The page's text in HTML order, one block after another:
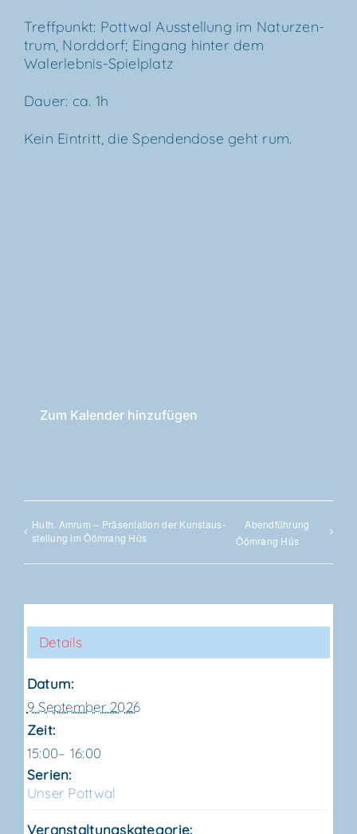
Treff­punkt: Pott­wal Aus­stel­lung im Natur­zen­
trum, Nord­dorf; Ein­gang hin­ter dem
Walerlebnis-Spielplatz
Dau­er: ca. 1h
Kein Ein­tritt, die Spen­den­do­se geht rum.
Zum Kalender hinzufügen
Huth. Amrum – Prä­sen­ta­ti­on der Kunst­aus­
stel­lung im Ööm­rang Hüs
Abend­füh­rung
Ööm­rang Hüs
Details
Datum:
9 September 2026
Zeit:
15:00– 16:00
Serien:
Unser Pott­wal
Veranstaltungskategorie: